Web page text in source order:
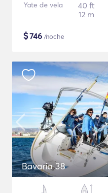
Yate de vela
40 ft
12 m
$746 /noche
Bavaria 38